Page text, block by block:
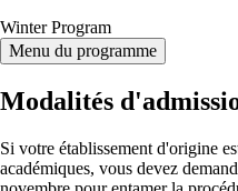
Winter Program
Menu du programme
Modalités
Si votre établissement d'origine
académiques, vous devez